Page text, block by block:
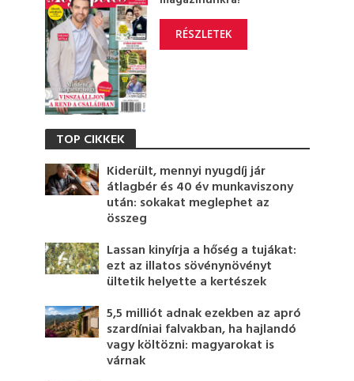
RÉSZLETEK
TOP CIKKEK
Kiderült, mennyi nyugdíj jár
átlagbér és 40 év munkaviszony
után: sokakat meglephet az
összeg
Lassan kinyírja a hőség a tujákat:
ezt az illatos sövénynövényt
ültetik helyette a kertészek
5,5 milliót adnak ezekben az apró
szardíniai falvakban, ha hajlandó
vagy költözni: magyarokat is
várnak